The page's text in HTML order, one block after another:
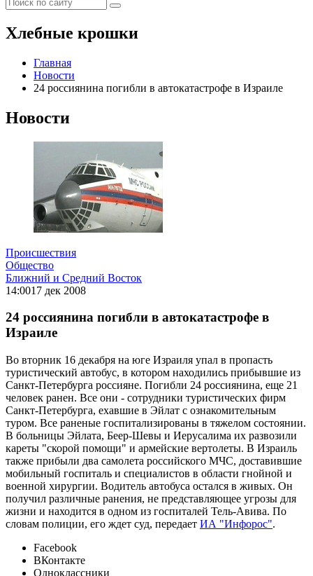
Хлебные крошки
Главная
Новости
24 россиянина погибли в автокатастрофе в Израиле
Новости
Происшествия
Общество
Ближний и Средний Восток
14:0017 дек 2008
24 россиянина погибли в автокатастрофе в
Израиле
Во вторник 16 декабря на юге Израиля упал в пропасть
туристический автобус, в котором находились прибывшие из
Санкт-Петербурга россияне. Погибли 24 россиянина, еще 21
человек ранен. Все они - сотрудники туристических фирм
Санкт-Петербурга, ехавшие в Эйлат с ознакомительным
туром. Все раненые госпитализированы в тяжелом состоянии.
В больницы Эйлата, Беер-Шевы и Иерусалима их развозили
кареты "скорой помощи" и армейские вертолеты. В Израиль
также прибыли два самолета российского МЧС, доставившие
мобильный госпиталь и специалистов в области гнойной и
военной хирургии. Водитель автобуса остался в живых. Он
получил различные ранения, не представляющее угрозы для
жизни и находится в одном из госпиталей Тель-Авива. По
словам полиции, его ждет суд, передает ИА "Инфорос".
Facebook
ВКонтакте
Одноклассники